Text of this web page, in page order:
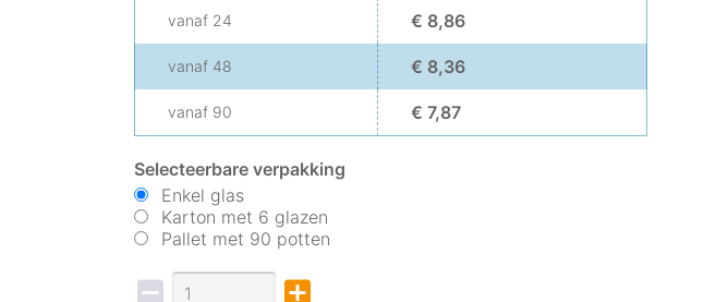
vanaf 24 € 8,86
vanaf 48 € 8,36
vanaf 90 € 7,87
Selecteerbare verpakking
Enkel glas
Karton met 6 glazen
Pallet met 90 potten